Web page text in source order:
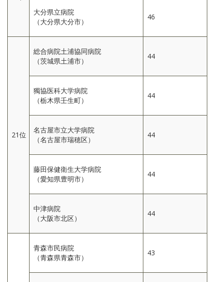
大分県立病院
（大分県大分市）
46
21位
総合病院土浦協同病院
（茨城県土浦市）
44
獨協医科大学病院
（栃木県壬生町）
44
名古屋市立大学病院
（名古屋市瑞穂区）
44
藤田保健衛生大学病院
（愛知県豊明市）
44
中津病院
（大阪市北区）
44
青森市民病院
（青森県青森市）
43